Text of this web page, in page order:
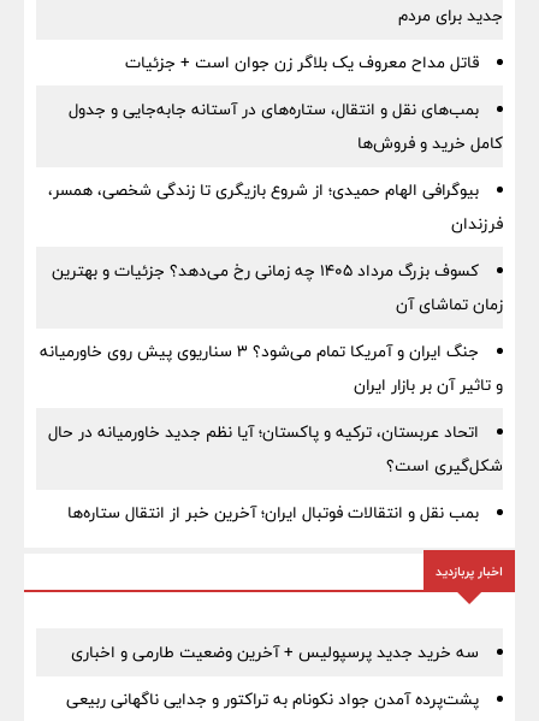
جدید برای مردم
قاتل مداح معروف یک بلاگر زن جوان است + جزئیات
بمب‌های نقل و انتقال، ستاره‌های در آستانه جابه‌جایی و جدول
کامل خرید و فروش‌ها
بیوگرافی الهام حمیدی؛ از شروع بازیگری تا زندگی شخصی، همسر،
فرزندان
کسوف بزرگ مرداد ۱۴۰۵ چه زمانی رخ می‌دهد؟ جزئیات و بهترین
زمان تماشای آن
جنگ ایران و آمریکا تمام می‌شود؟ ۳ سناریوی پیش روی خاورمیانه
و تاثیر آن بر بازار ایران
اتحاد عربستان، ترکیه و پاکستان؛ آیا نظم جدید خاورمیانه در حال
شکل‌گیری است؟
بمب نقل‌ و انتقالات فوتبال ایران؛ آخرین خبر از انتقال ستاره‌ها
اخبار پربازدید
سه خرید جدید پرسپولیس + آخرین وضعیت طارمی و اخباری
پشت‌پرده آمدن جواد نکونام به تراکتور و جدایی ناگهانی ربیعی